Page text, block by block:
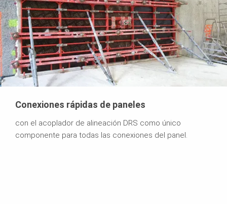
Conexiones rápidas de paneles
con el acoplador de alineación DRS como único
componente para todas las conexiones del panel.